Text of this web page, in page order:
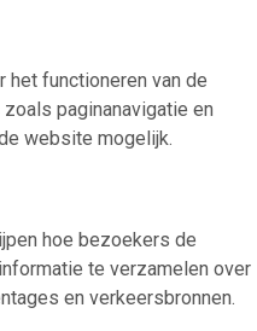
functioneren van de
paginanavigatie en
website mogelijk.
hoe bezoekers de
te verzamelen over
en verkeersbronnen.